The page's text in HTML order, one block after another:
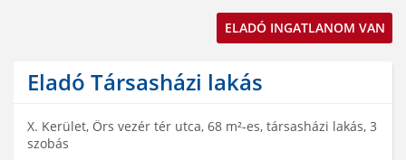
ELADÓ INGATLANOM VAN
Eladó Társasházi lakás
X. Kerület, Örs vezér tér utca, 68 m²-es, társasházi lakás, 3
szobás